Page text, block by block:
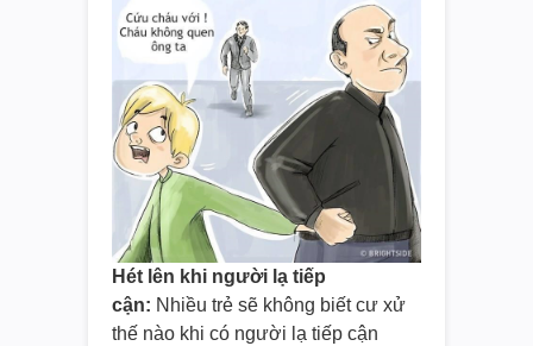
Hét lên khi người lạ tiếp
cận: Nhiều trẻ sẽ không biết cư xử
thế nào khi có người lạ tiếp cận